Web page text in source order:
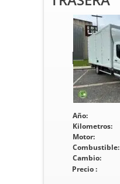
Año:
Kilometros:
Motor:
Combustible:
Cambio:
Precio :